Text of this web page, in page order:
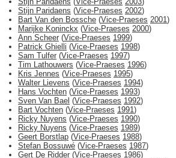
Stijn Paridaens (Vice-Praeses 2002)
Bart Van den Bossche (Vice-Praeses 2001)
Marijke Koninckx (Vice-Praeses 2000)
Ann Scheer (Vice-Praeses 1999)
Patrick Ghielli (Vice-Praeses 1998)
Sam Tulfer (Vice-Praeses 1997)
Tim Lathouwers (Vice-Praeses 1996)
Kris Jennes (Vice-Praeses 1995)
Walter Lievens (Vice-Praeses 1994)
Hans Vochten (Vice-Praeses 1993)
Sven Van Bael (Vice-Praeses 1992)
Bart Vochten (Vice-Praeses 1991)
Ricky Nuyens (Vice-Praeses 1990)
Ricky Nuyens (Vice-Praeses 1989)
Geert Borstlap (Vice-Praeses 1988)
Stefan Bossuwé (Vice-Praeses 1987)
Gert De Ridder (Vice-Praeses 1986)